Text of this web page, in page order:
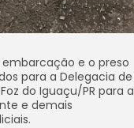
e o preso
para a Delegacia de
do Iguaçu/PR para a
e demais